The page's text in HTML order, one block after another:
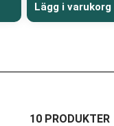
Lägg i varukorg
10 PRODUKTER